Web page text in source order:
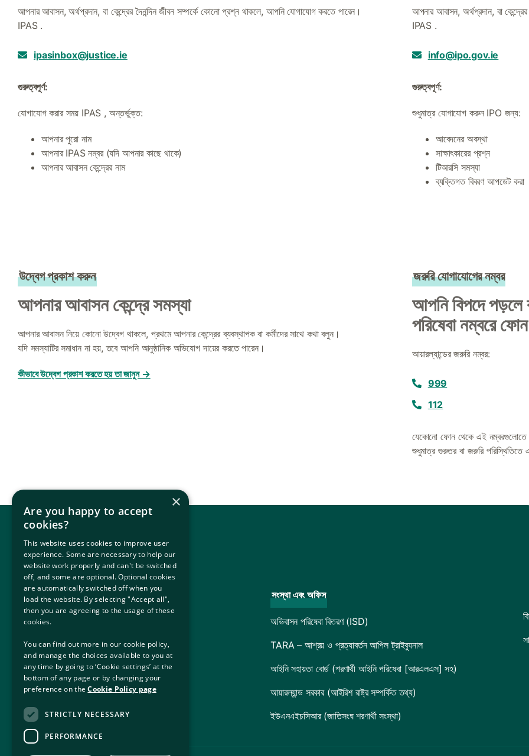
আপনার আবাসন, অর্থপ্রদান, বা কেন্দ্রের দৈনন্দিন জীবন সম্পর্কে কোনো প্রশ্ন থাকলে, আপনি যোগাযোগ করতে পারেন।
IPAS .
ipasinbox@justice.ie
গুরুত্বপূর্ণ:
যোগাযোগ করার সময় IPAS , অন্তর্ভুক্ত:
আপনার পুরো নাম
আপনার IPAS নম্বর (যদি আপনার কাছে থাকে)
আপনার আবাসন কেন্দ্রের নাম
আপনার আবাসন, অর্থপ্রদান, বা
IPAS .
info@ipo.gov.ie
গুরুত্বপূর্ণ:
শুধুমাত্র যোগাযোগ করুন IPO জন্য:
আবেদনের অবস্থা
সাক্ষাৎকারের প্রশ্ন
টিআরসি সমস্যা
ব্যক্তিগত বিবরণ আপডেট করা
উদ্বেগ প্রকাশ করুন
আপনার আবাসন কেন্দ্রে সমস্যা
আপনার আবাসন নিয়ে কোনো উদ্বেগ থাকলে, প্রথমে আপনার কেন্দ্রের ব্যবস্থাপক বা কর্মীদের সাথে কথা বলুন।
যদি সমস্যাটির সমাধান না হয়, তবে আপনি আনুষ্ঠানিক অভিযোগ দায়ের করতে পারেন।
কীভাবে উদ্বেগ প্রকাশ করতে হয় তা জানুন →
জরুরি যোগাযোগের নম্বর
আপনি বিপদে পড়লে
পরিষেবা নম্বরে
আয়ারল্যান্ডের জরুরি নম্বর:
999
112
যেকোনো ফোন থেকে এই নম্বরগুলোতে
শুধুমাত্র গুরুতর বা জরুরি
যোগাযোগ করুন
বিচার, স্বরাষ্ট্র ও অভিবাসন বিভাগ
ডাবলিন ২,
ডি০২ এইচকে৫২
ইমেইল:ipasinbox@justice.ie
সংস্থা এবং অফিস
অভিবাসন পরিষেবা বিতরণ (ISD)
TARA – আশ্রয় ও প্রত্যাবর্তন আপিল ট্রাইব্যুনাল
আইনি সহায়তা বোর্ড (শরণার্থী আইনি পরিষেবা [আরএলএস] সহ)
আয়ারল্যান্ড সরকার (আইরিশ রাষ্ট্র সম্পর্কিত তথ্য)
ইউএনএইচসিআর (জাতিসংঘ শরণার্থী সংস্থা)
×
Are you happy to accept
cookies?
This website uses cookies to improve user
experience. Some are necessary to help our
website work properly and can't be switched
off, and some are optional. Optional cookies
are automatically switched off when you
load the website. By selecting "Accept all",
then you are agreeing to the usage of these
cookies.
You can find out more in our cookie policy,
and manage the choices available to you at
any time by going to ‘Cookie settings’ at the
bottom of any page or by changing your
preference on theCookie Policy page
STRICTLY NECESSARY
PERFORMANCE